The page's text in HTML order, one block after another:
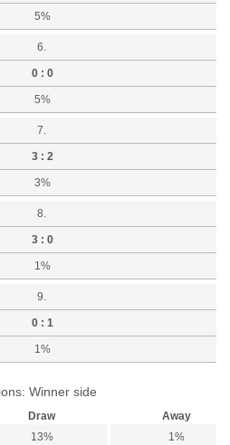
5%
6.
0 : 0
5%
7.
3 : 2
3%
8.
3 : 0
1%
9.
0 : 1
1%
Winner side
Draw
Away
13% 1%